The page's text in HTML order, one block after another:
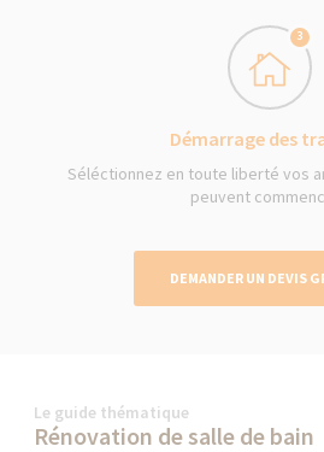
3
Démarrage des
Séléctionnez en toute liberté vos
peuvent
DEMANDER UN DEVIS
Le guide thématique
Rénovation de salle de bain